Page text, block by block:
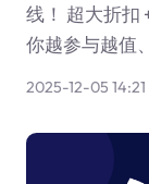
线！ 超大折扣
你越参与越值
2025-12-05 14:21